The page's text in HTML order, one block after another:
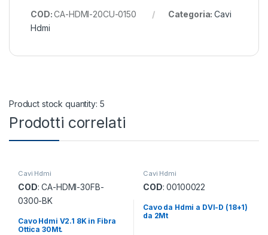
COD:CA-HDMI-20CU-0150 Categoria:Cavi
Hdmi
Product stock quantity: 5
Prodotti correlati
Cavi Hdmi
COD: CA-HDMI-30FB-
0300-BK
Cavo Hdmi V2.1 8K in Fibra
Ottica 30Mt.
Cavi Hdmi
COD: 00100022
Cavo da Hdmi a DVI-D (18+1)
da 2Mt